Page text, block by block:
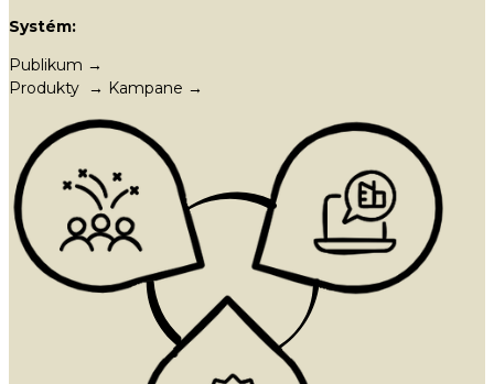
Systém:
Publikum →
Produkty → Kampane →